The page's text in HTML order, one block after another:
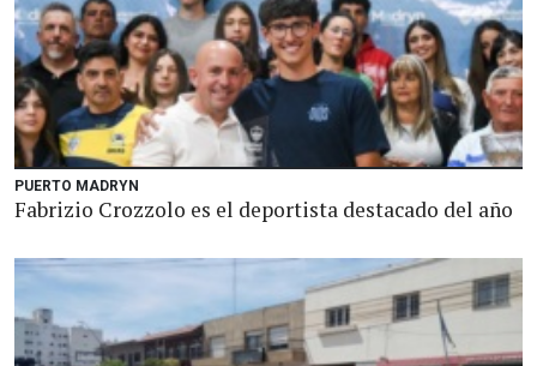
PUERTO MADRYN
Fabrizio Crozzolo es el deportista destacado del año